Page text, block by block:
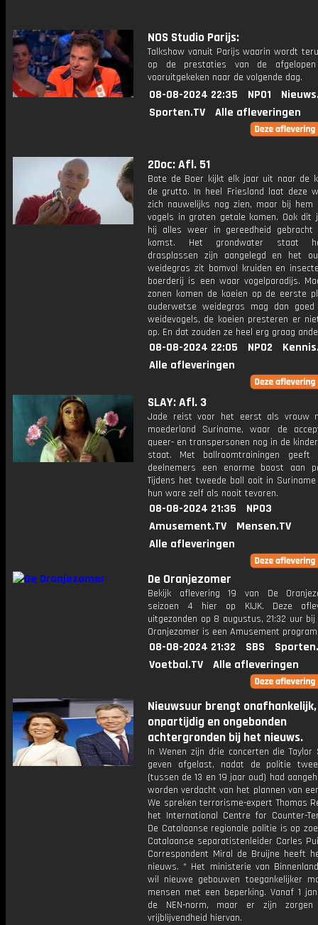
NOS Studio Parijs:
Talkshow vanuit Parijs waarin wordt
op de prestaties van de
vooruitgekeken naar de volgende dag.
08-08-2024 22:35 NPO1
Sporten.TV
Alle afleveringen
2Doc: Afl. 51
Bote de Boer kijkt elk jaar uit naar de
de grutto. In heel Friesland laat deze
zich nauwelijks nog zien, maar bij hem
vogels in groten getale komen. Ook dit
hij alles weer in gereedheid gebracht
komst. Het grondwater staat
drasplassen zijn aangelegd en het
weidegras zit bomvol kruiden en
boerderij is een waar vogelparadijs.
zonen komen de koeien op de eerste
ouderwetse weidegras mag dan
weidevogels, de koeien presteren er
op. En dat zouden ze heel erg graag
08-08-2024 22:05 NPO2
Alle afleveringen
SLAY: Afl. 3
Jade reist voor het eerst als vrouw
moederland Suriname, waar de
queer- en transpersonen nog in de
staat. Met ballroomtrainingen geeft
deelnemers een enorme boost aan
Tijdens het tweede ball ooit in
hun ware zelf als nooit tevoren.
08-08-2024 21:35
NPO3
Amusement.TV
Mensen.TV
Alle afleveringen
De Oranjezomer
Bekijk aflevering 19 van De
seizoen 4 hier op KIJK. Deze
uitgezonden op 8 augustus, 21:32 uur bij
Oranjezomer is een Amusement
08-08-2024 21:32 SBS
Voetbal.TV
Alle afleveringen
Nieuwsuur brengt onafhankelijk,
onpartijdig en ongebonden
achtergronden bij het nieuws.
In Wenen zijn drie concerten die
geven afgelast, nadat de politie
(tussen de 13 en 19 jaar oud) had
worden verdacht van het plannen van
We spreken terrorisme-expert Thomas
het International Centre for Counter-
De Catalaanse regionale politie is op
Catalaanse separatistenleider Carles
Correspondent Miral de Bruijne heeft
nieuws. * Het ministerie van
wil nieuwe gebouwen toegankelijker
mensen met een beperking. Vanaf 1
de NEN-norm, maar er zijn
vrijblijvendheid hiervan.